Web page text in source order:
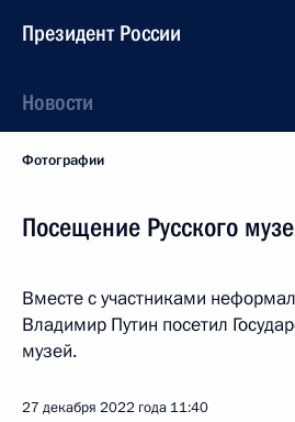
Президент России
Новости
Фотографии
Посещение Русского
Вместе с участниками
Владимир Путин посетил
музей.
27 декабря 2022 года 11:40